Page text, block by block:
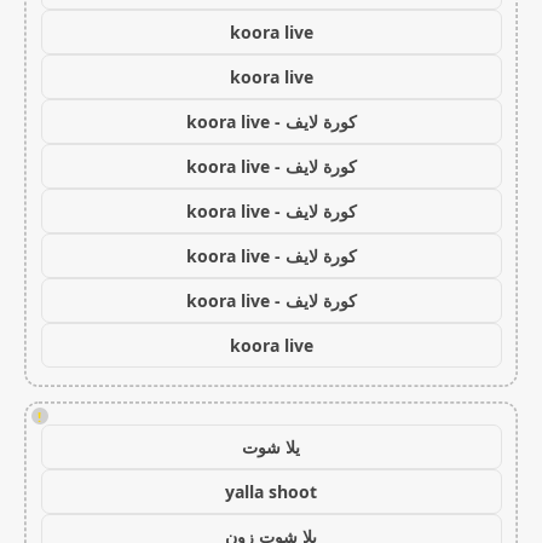
koora live
koora live
كورة لايف - koora live
كورة لايف - koora live
كورة لايف - koora live
كورة لايف - koora live
كورة لايف - koora live
koora live
!
يلا شوت
yalla shoot
يلا شوت زون